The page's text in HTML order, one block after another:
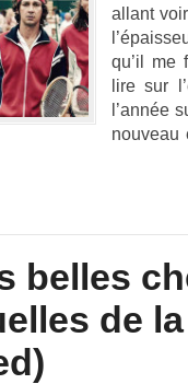
al­lant
qu’il me
lire sur
l’année
nouveau
belles
de